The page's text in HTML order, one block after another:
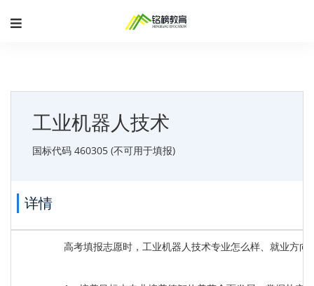
工业机器人技术
国标代码 460305 (不可用于填报)
详情
高考填报志愿时，工业机器人技术专业怎么样、就业方